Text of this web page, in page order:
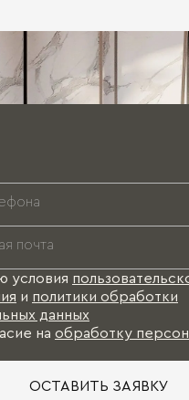
условия
и политики обработки
данных
на обработку
ОСТАВИТЬ ЗАЯВКУ